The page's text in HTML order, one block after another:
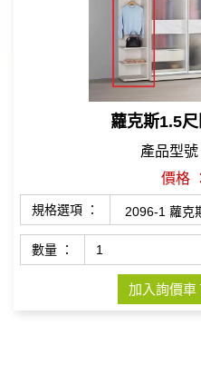
蘿克斯1.5
產品型
價格
規格選項 ：
數量 ：
加入詢價車